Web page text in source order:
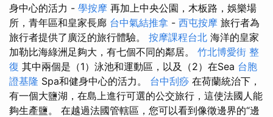
身中心的活力 - 學按摩 再加上中央公園，木板路，娛樂場
所，青年區和皇家長廊 台中氣結推拿 - 西屯按摩 旅行者為
旅行者提供了廣泛的旅行體驗。 按摩課程台北 海洋的皇家
加勒比海綠洲足夠大，有七個不同的鄰居。 竹北博愛街 整
復 其中兩個是（1）泳池和運動區，以及（2）在Sea 台胞
證基隆 Spa和健身中心的活力。 台中刮痧 在荷蘭統治下，
有一個大鹽湖，在島上進行可選的公交旅行，這使法國人能
夠生產鹽。 在越過法國管轄區，您可以看到像徵邊界的“邊